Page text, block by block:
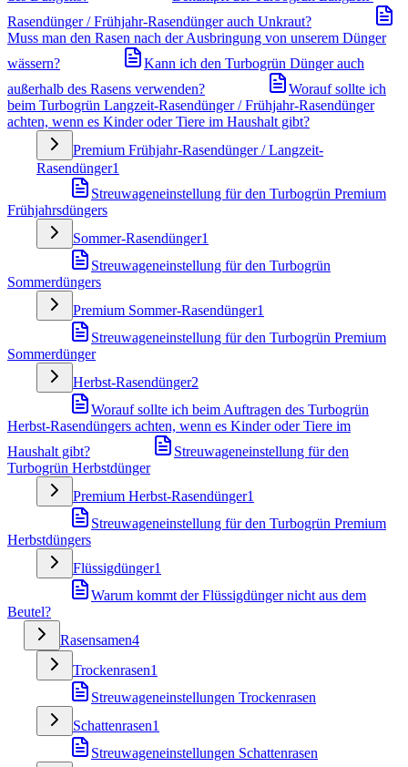
Rasendünger / Frühjahr-Rasendünger auch Unkraut?
Muss man den Rasen nach der Ausbringung von unserem Dünger
wässern?
Kann ich den Turbogrün Dünger auch
außerhalb des Rasens verwenden?
Worauf sollte ich
beim Turbogrün Langzeit-Rasendünger / Frühjahr-Rasendünger
achten, wenn es Kinder oder Tiere im Haushalt gibt?
Premium Frühjahr-Rasendünger / Langzeit-
Rasendünger1
Streuwageneinstellung für den Turbogrün Premium
Frühjahrsdüngers
Sommer-Rasendünger1
Streuwageneinstellung für den Turbogrün
Sommerdüngers
Premium Sommer-Rasendünger1
Streuwageneinstellung für den Turbogrün Premium
Sommerdünger
Herbst-Rasendünger2
Worauf sollte ich beim Auftragen des Turbogrün
Herbst-Rasendüngers achten, wenn es Kinder oder Tiere im
Haushalt gibt?
Streuwageneinstellung für den
Turbogrün Herbstdünger
Premium Herbst-Rasendünger1
Streuwageneinstellung für den Turbogrün Premium
Herbstdüngers
Flüssigdünger1
Warum kommt der Flüssigdünger nicht aus dem
Beutel?
Rasensamen4
Trockenrasen1
Streuwageneinstellungen Trockenrasen
Schattenrasen1
Streuwageneinstellungen Schattenrasen